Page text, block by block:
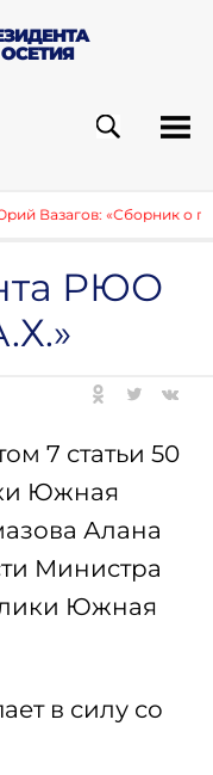
ПОИСК
Вазагов: «Сборник о
РЮО
7 статьи 50
Южная
Алана
Министра
Южная
в силу со